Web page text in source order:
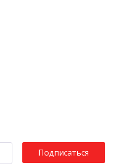
Подписаться